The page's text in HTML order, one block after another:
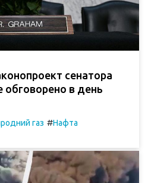
сенатора
обговорено в день
газ #Нафта